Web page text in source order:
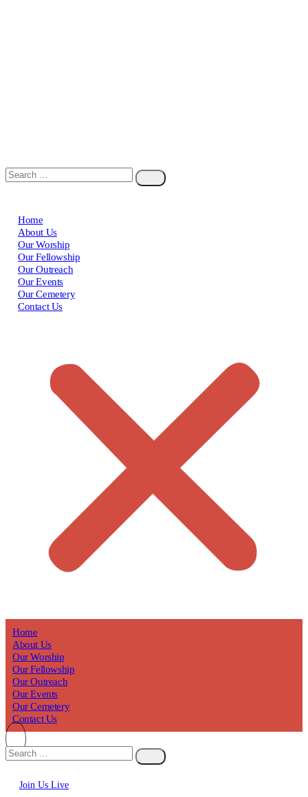
Home
About Us
Our Worship
Our Fellowship
Our Outreach
Our Events
Our Cemetery
Contact Us
Home
About Us
Our Worship
Our Fellowship
Our Outreach
Our Events
Our Cemetery
Contact Us
Join Us Live